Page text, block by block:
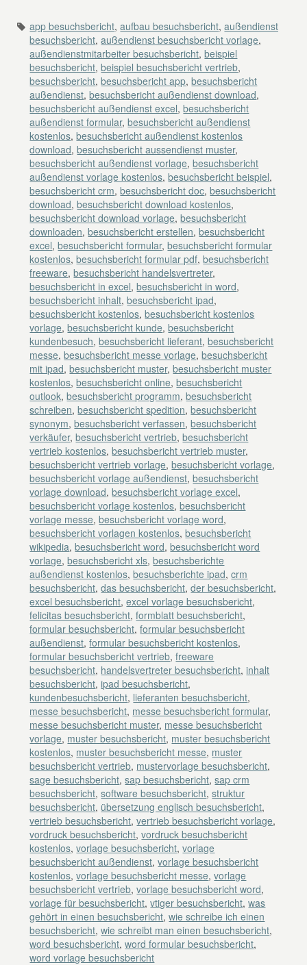
app besuchsbericht,aufbau besuchsbericht,außendienst
besuchsbericht,außendienst besuchsbericht vorlage,
außendienstmitarbeiter besuchsbericht,beispiel
besuchsbericht,beispiel besuchsbericht vertrieb,
besuchsbericht,besuchsbericht app,besuchsbericht
außendienst,besuchsbericht außendienst download,
besuchsbericht außendienst excel,besuchsbericht
außendienst formular,besuchsbericht außendienst
kostenlos,besuchsbericht außendienst kostenlos
download,besuchsbericht aussendienst muster,
besuchsbericht außendienst vorlage,besuchsbericht
außendienst vorlage kostenlos,besuchsbericht beispiel,
besuchsbericht crm,besuchsbericht doc,besuchsbericht
download,besuchsbericht download kostenlos,
besuchsbericht download vorlage,besuchsbericht
downloaden,besuchsbericht erstellen,besuchsbericht
excel,besuchsbericht formular,besuchsbericht formular
kostenlos,besuchsbericht formular pdf,besuchsbericht
freeware,besuchsbericht handelsvertreter,
besuchsbericht in excel,besuchsbericht in word,
besuchsbericht inhalt,besuchsbericht ipad,
besuchsbericht kostenlos,besuchsbericht kostenlos
vorlage,besuchsbericht kunde,besuchsbericht
kundenbesuch,besuchsbericht lieferant,besuchsbericht
messe,besuchsbericht messe vorlage,besuchsbericht
mit ipad,besuchsbericht muster,besuchsbericht muster
kostenlos,besuchsbericht online,besuchsbericht
outlook,besuchsbericht programm,besuchsbericht
schreiben,besuchsbericht spedition,besuchsbericht
synonym,besuchsbericht verfassen,besuchsbericht
verkäufer,besuchsbericht vertrieb,besuchsbericht
vertrieb kostenlos,besuchsbericht vertrieb muster,
besuchsbericht vertrieb vorlage,besuchsbericht vorlage,
besuchsbericht vorlage außendienst,besuchsbericht
vorlage download,besuchsbericht vorlage excel,
besuchsbericht vorlage kostenlos,besuchsbericht
vorlage messe,besuchsbericht vorlage word,
besuchsbericht vorlagen kostenlos,besuchsbericht
wikipedia,besuchsbericht word,besuchsbericht word
vorlage,besuchsbericht xls,besuchsberichte
außendienst kostenlos,besuchsberichte ipad,crm
besuchsbericht,das besuchsbericht,der besuchsbericht,
excel besuchsbericht,excel vorlage besuchsbericht,
felicitas besuchsbericht,formblatt besuchsbericht,
formular besuchsbericht,formular besuchsbericht
außendienst,formular besuchsbericht kostenlos,
formular besuchsbericht vertrieb,freeware
besuchsbericht, handelsvertreter besuchsbericht,inhalt
besuchsbericht,ipad besuchsbericht,
kundenbesuchsbericht, lieferanten besuchsbericht,
messe besuchsbericht, messe besuchsbericht formular,
messe besuchsbericht muster, messe besuchsbericht
vorlage, muster besuchsbericht, muster besuchsbericht
kostenlos, muster besuchsbericht messe, muster
besuchsbericht vertrieb, mustervorlage besuchsbericht,
sage besuchsbericht,sap besuchsbericht,sap crm
besuchsbericht,software besuchsbericht,struktur
besuchsbericht, übersetzung englisch besuchsbericht,
vertrieb besuchsbericht,vertrieb besuchsbericht vorlage,
vordruck besuchsbericht,vordruck besuchsbericht
kostenlos,vorlage besuchsbericht,vorlage
besuchsbericht außendienst,vorlage besuchsbericht
kostenlos,vorlage besuchsbericht messe,vorlage
besuchsbericht vertrieb,vorlage besuchsbericht word,
vorlage für besuchsbericht,vtiger besuchsbericht,was
gehört in einen besuchsbericht,wie schreibe ich einen
besuchsbericht,wie schreibt man einen besuchsbericht,
word besuchsbericht,word formular besuchsbericht,
word vorlage besuchsbericht